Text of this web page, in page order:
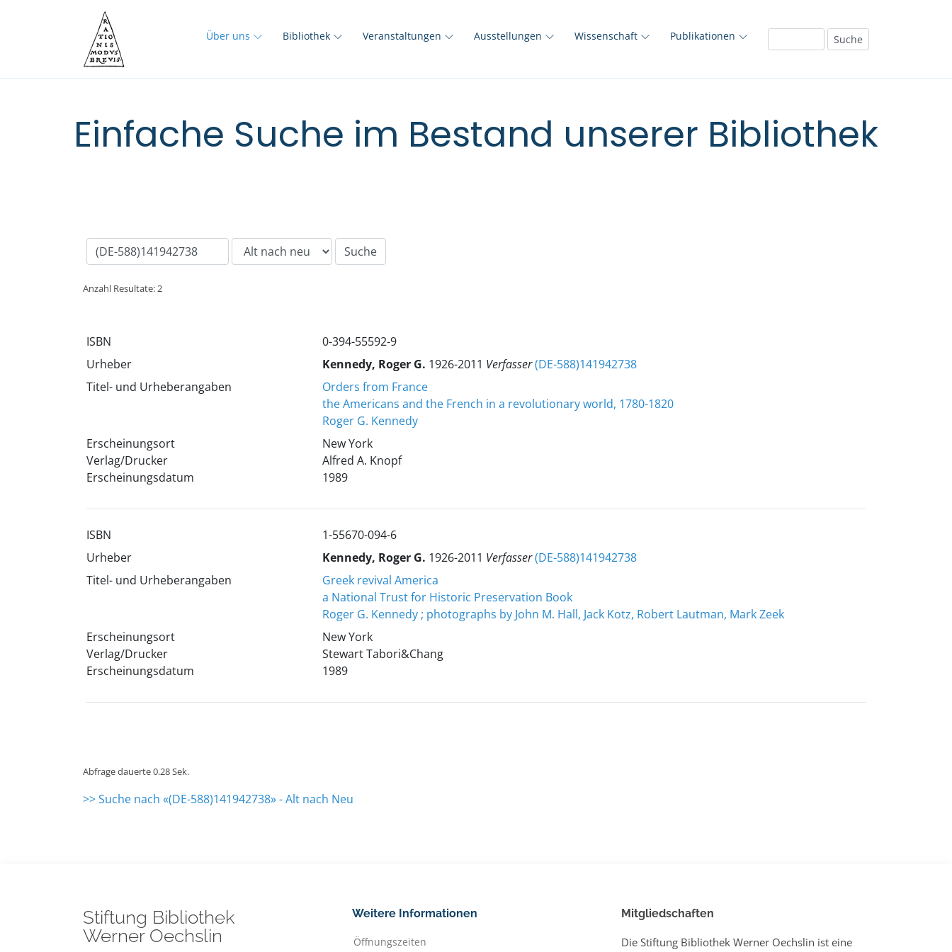
Über uns Bibliothek Veranstaltungen Ausstellungen Wissenschaft Publikationen
Einfache Suche im Bestand unserer Bibliothek
Anzahl Resultate: 2
ISBN
0-394-55592-9
Urheber
Kennedy, Roger G. 1926-2011 Verfasser(DE-588)141942738
Titel- und Urheberangaben
Orders from France
the Americans and the French in a revolutionary world, 1780-1820
Roger G. Kennedy
Erscheinungsort
Verlag/Drucker
Erscheinungsdatum
New York
Alfred A. Knopf
1989
ISBN
1-55670-094-6
Urheber
Kennedy, Roger G. 1926-2011 Verfasser(DE-588)141942738
Titel- und Urheberangaben
Greek revival America
a National Trust for Historic Preservation Book
Roger G. Kennedy ; photographs by John M. Hall, Jack Kotz, Robert Lautman, Mark Zeek
Erscheinungsort
Verlag/Drucker
Erscheinungsdatum
New York
Stewart Tabori&Chang
1989
Abfrage dauerte 0.28 Sek.
>> Suche nach «(DE-588)141942738» - Alt nach Neu
Stiftung Bibliothek
Werner Oechslin
Weitere Informationen
Öffnungszeiten
Mitgliedschaften
Die Stiftung Bibliothek Werner Oechslin ist eine